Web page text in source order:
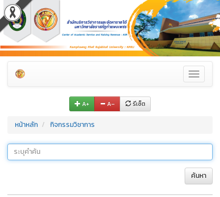
Toggle
A+ A– รีเซ็ต
หน้าหลัก กิจกรรมวิชาการ
ค้นหา